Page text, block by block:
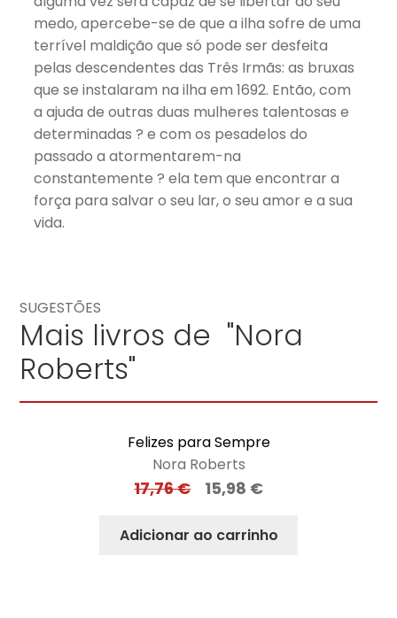
medo, apercebe-se de que a ilha sofre de uma
terrível maldição que só pode ser desfeita
pelas descendentes das Três Irmãs: as bruxas
que se instalaram na ilha em 1692. Então, com
a ajuda de outras duas mulheres talentosas e
determinadas ? e com os pesadelos do
passado a atormentarem-na
constantemente ? ela tem que encontrar a
força para salvar o seu lar, o seu amor e a sua
vida.
SUGESTÕES
Mais livros de "Nora
Roberts"
Felizes para Sempre
Nora Roberts
17,76€ 15,98 €
Adicionar ao carrinho